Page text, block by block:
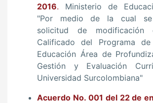
2016. Ministerio de
"Por medio de la cual se
solicitud de modificación
Calificado del Programa
Educación Área de
Gestión y Evaluación
Universidad Surcolombiana"
Acuerdo No. 001 del 22 de